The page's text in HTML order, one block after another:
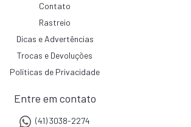
Contato
Rastreio
Dicas e Advertências
Trocas e Devoluções
Políticas de Privacidade
Entre em contato
(41) 3038-2274